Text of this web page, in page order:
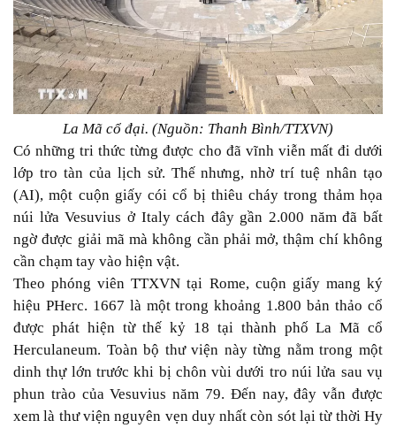
La Mã cổ đại. (Nguồn: Thanh Bình/TTXVN)
Có những tri thức từng được cho đã vĩnh viễn mất đi dưới
lớp tro tàn của lịch sử. Thế nhưng, nhờ trí tuệ nhân tạo
(AI), một cuộn giấy cói cổ bị thiêu cháy trong thảm họa
núi lửa Vesuvius ở Italy cách đây gần 2.000 năm đã bất
ngờ được giải mã mà không cần phải mở, thậm chí không
cần chạm tay vào hiện vật.
Theo phóng viên TTXVN tại Rome, cuộn giấy mang ký
hiệu PHerc. 1667 là một trong khoảng 1.800 bản thảo cổ
được phát hiện từ thế kỷ 18 tại thành phố La Mã cổ
Herculaneum. Toàn bộ thư viện này từng nằm trong một
dinh thự lớn trước khi bị chôn vùi dưới tro núi lửa sau vụ
phun trào của Vesuvius năm 79. Đến nay, đây vẫn được
xem là thư viện nguyên vẹn duy nhất còn sót lại từ thời Hy